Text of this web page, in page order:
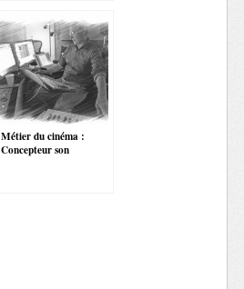
Métier du cinéma :
Concepteur son